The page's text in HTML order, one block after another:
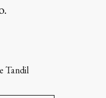
Tandil